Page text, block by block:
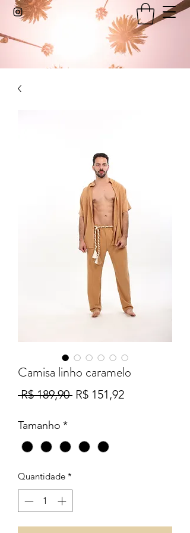
Camisa linho caramelo
R$ 189,90 Preço
R$ 151,92Preço
Tamanho *
Quantidade *